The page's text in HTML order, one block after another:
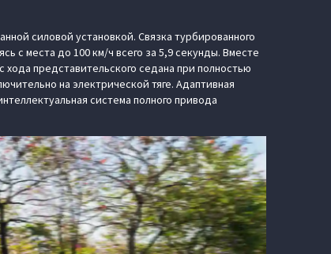
силовой установкой. Связка турбированного
с места до 100 км/ч всего за 5,9 секунды. Вместе
хода представительского седана при полностью
на электрической тяге. Адаптивная
система полного привода